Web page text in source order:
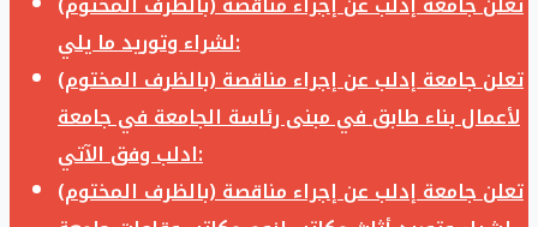
لشراء وتوريد ما يلي:
تعلن جامعة إدلب عن إجراء مناقصة (بالظرف المختوم)
لأعمال بناء طابق في مبنى رئاسة الجامعة في جامعة
ادلب وفق الآتي:
تعلن جامعة إدلب عن إجراء مناقصة (بالظرف المختوم)